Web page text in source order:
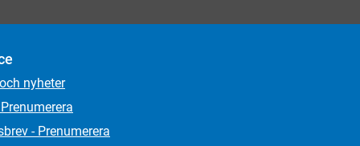
nyheter
- Prenumerera